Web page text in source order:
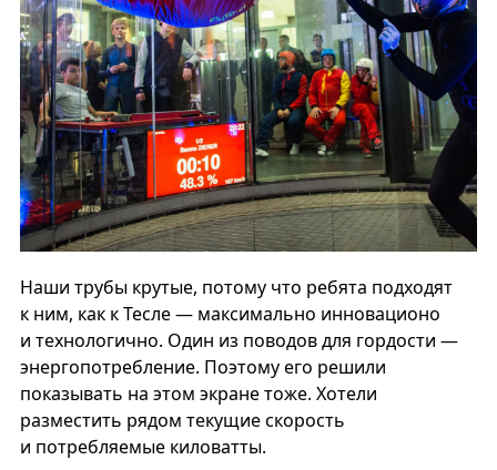
Наши трубы крутые, потому что ребята подходят
к ним, как к Тесле — максимально инновационо
и технологично. Один из поводов для гордости —
энергопотребление. Поэтому его решили
показывать на этом экране тоже. Хотели
разместить рядом текущие скорость
и потребляемые киловатты.